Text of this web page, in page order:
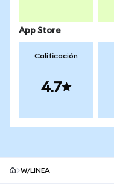
App Store
Calificación
4.7
W/LINEA